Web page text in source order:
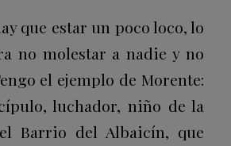
que estar un poco loco, lo
no molestar a nadie y no
el ejemplo de Morente:
luchador, niño de la
Barrio del Albaicín, que